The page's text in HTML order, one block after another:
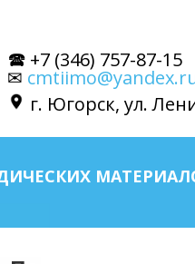
г. Югорск, ул.
🕿 +7 (346) 757-87-15
✉